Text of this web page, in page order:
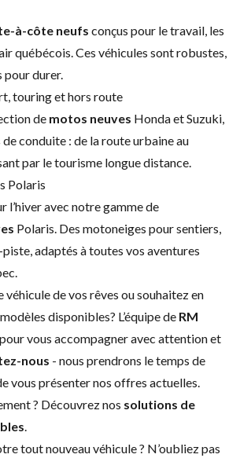
à-côte neufs conçus pour le travail, les
québécois. Ces véhicules sont robustes,
durer.
touring et hors route
de motos neuves Honda et Suzuki,
conduite : de la route urbaine au
par le tourisme longue distance.
Polaris
l’hiver avec notre gamme de
Polaris. Des motoneiges pour sentiers,
adaptés à toutes vos aventures
véhicule de vos rêves ou souhaitez en
disponibles? L’équipe de RM
vous accompagner avec attention et
nous - nous prendrons le temps de
vous présenter nos offres actuelles.
? Découvrez nos solutions de
.
tout nouveau véhicule ? N’oubliez pas